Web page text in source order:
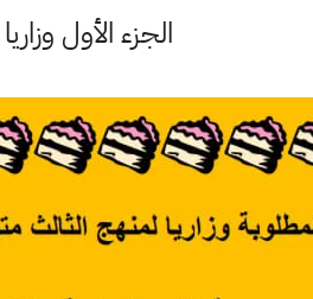
الجزء الأول وزاريا عليها 20